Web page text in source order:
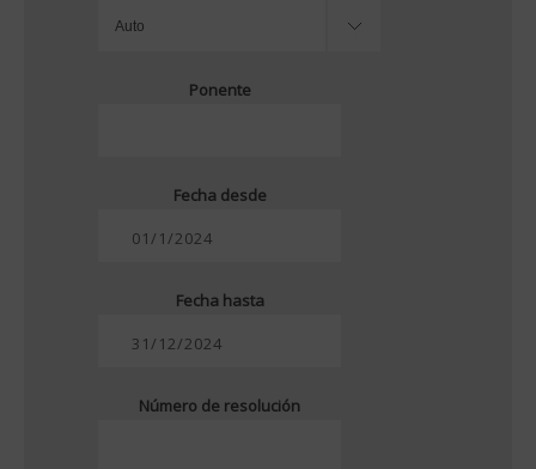
Ponente
Fecha desde
Fecha hasta
Número de resolución